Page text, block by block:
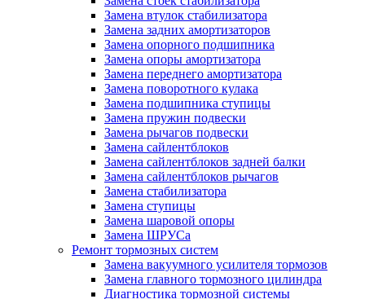
Замена втулок стабилизатора
Замена задних амортизаторов
Замена опорного подшипника
Замена опоры амортизатора
Замена переднего амортизатора
Замена поворотного кулака
Замена подшипника ступицы
Замена пружин подвески
Замена рычагов подвески
Замена сайлентблоков
Замена сайлентблоков задней балки
Замена сайлентблоков рычагов
Замена стабилизатора
Замена ступицы
Замена шаровой опоры
Замена ШРУСа
Ремонт тормозных систем
Замена вакуумного усилителя тормозов
Замена главного тормозного цилиндра
Диагностика тормозной системы